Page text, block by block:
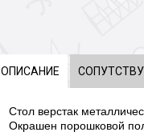
ОПИСАНИЕ
Стол верстак
Окрашен порошковой